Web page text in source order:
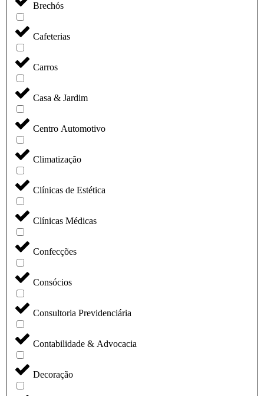
Brechós
Cafeterias
Carros
Casa & Jardim
Centro Automotivo
Climatização
Clínicas de Estética
Clínicas Médicas
Confecções
Consócios
Consultoria Previdenciária
Contabilidade & Advocacia
Decoração